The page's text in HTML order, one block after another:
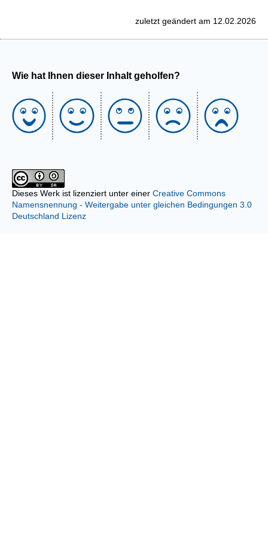
zuletzt geändert am 12.02.2026
Wie hat Ihnen dieser Inhalt geholfen?
Dieses Werk ist lizenziert unter einer Creative Commons
Namensnennung - Weitergabe unter gleichen Bedingungen 3.0
Deutschland Lizenz